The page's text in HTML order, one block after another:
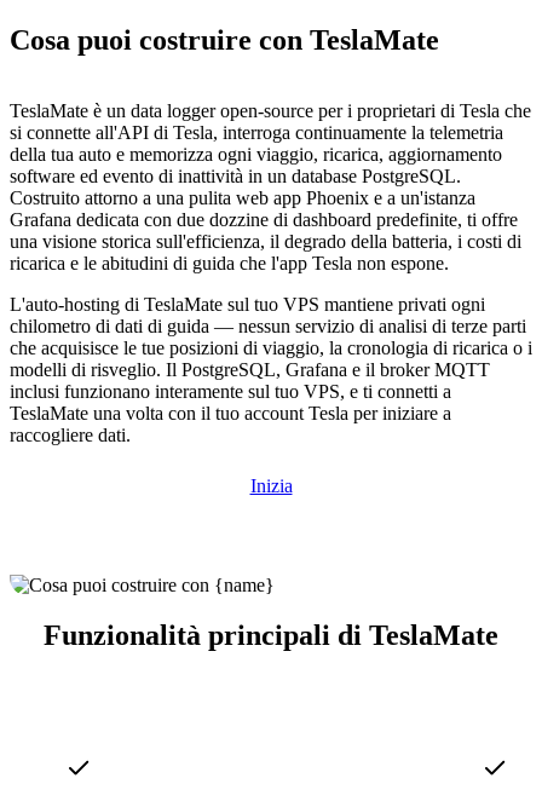
Cosa puoi costruire con TeslaMate
TeslaMate è un data logger open-source per i proprietari di Tesla che
si connette all'API di Tesla, interroga continuamente la telemetria
della tua auto e memorizza ogni viaggio, ricarica, aggiornamento
software ed evento di inattività in un database PostgreSQL.
Costruito attorno a una pulita web app Phoenix e a un'istanza
Grafana dedicata con due dozzine di dashboard predefinite, ti offre
una visione storica sull'efficienza, il degrado della batteria, i costi di
ricarica e le abitudini di guida che l'app Tesla non espone.
L'auto-hosting di TeslaMate sul tuo VPS mantiene privati ogni
chilometro di dati di guida — nessun servizio di analisi di terze parti
che acquisisce le tue posizioni di viaggio, la cronologia di ricarica o i
modelli di risveglio. Il PostgreSQL, Grafana e il broker MQTT
inclusi funzionano interamente sul tuo VPS, e ti connetti a
TeslaMate una volta con il tuo account Tesla per iniziare a
raccogliere dati.
Inizia
Funzionalità principali di TeslaMate